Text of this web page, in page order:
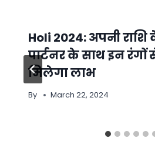
Holi 2024: अपनी
पार्टनर के साथ इन रंगों
मिलेगा लाभ
By March 22, 2024